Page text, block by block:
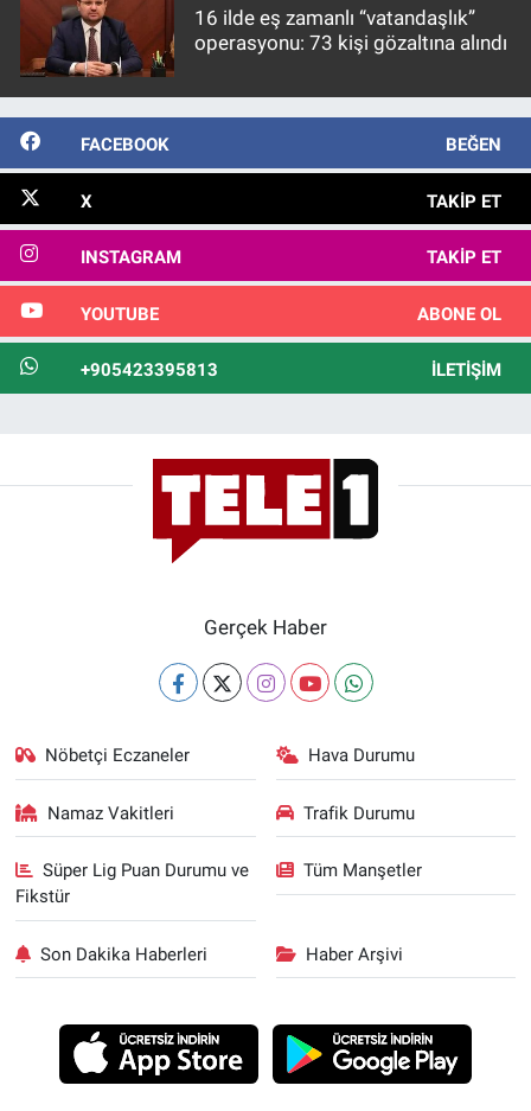
16 ilde eş zamanlı “vatandaşlık”
operasyonu: 73 kişi gözaltına alındı
FACEBOOK BEĞEN
X TAKIP ET
INSTAGRAM TAKIP ET
YOUTUBE ABONE OL
+905423395813 İLETIŞIM
Gerçek Haber
Nöbetçi Eczaneler Hava Durumu
Namaz Vakitleri Trafik Durumu
Süper Lig Puan Durumu ve
Fikstür
Tüm Manşetler
Son Dakika Haberleri Haber Arşivi